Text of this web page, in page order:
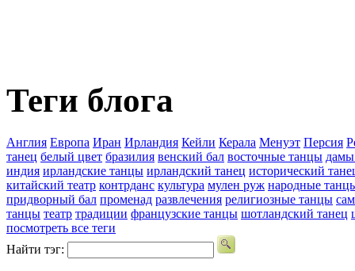
Теги блога
Англия Европа Иран Ирландия Кейли Керала Менуэт Персия
танец белый цвет бразилия венский бал восточные танцы
индия ирландские танцы ирландский танец исторический
китайский театр контрданс культура мулен руж народные
придворный бал променад развлечения религиозные танцы
танцы театр традиции французские танцы шотландский танец
посмотреть все теги
Найти тэг: